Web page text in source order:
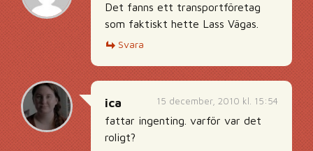
Det fanns ett transportföretag
som faktiskt hette Lass Vägas.
Svara
15 december, 2010 kl. 15:54
ica
fattar ingenting. varför var det
roligt?